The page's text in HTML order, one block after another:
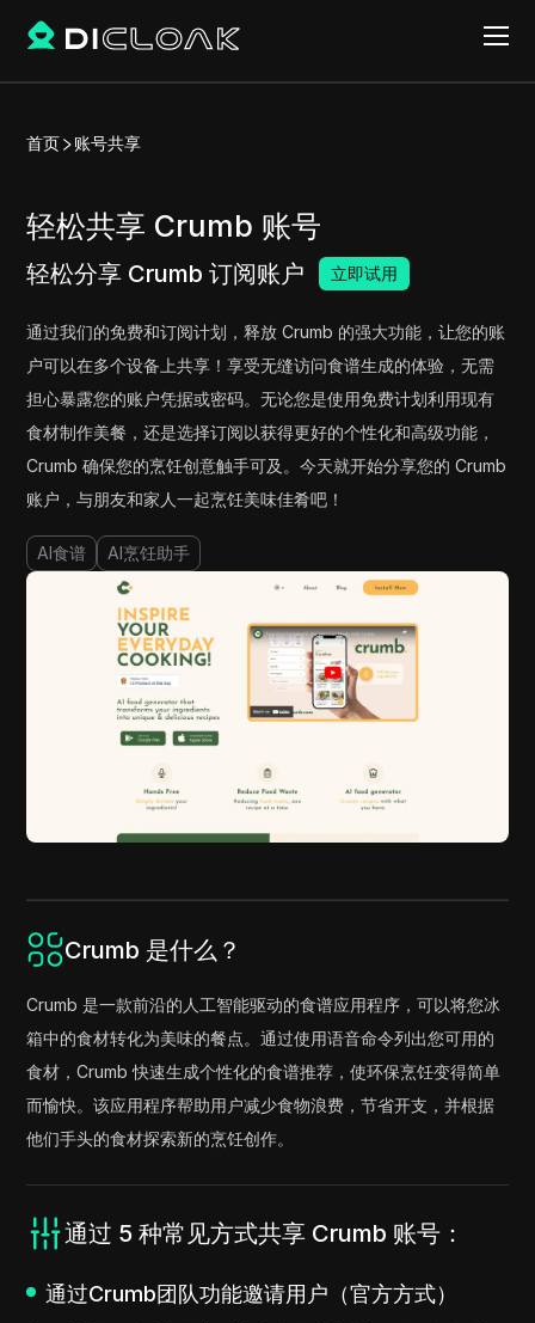
首页 账号共享
轻松共享 Crumb 账号
轻松分享 Crumb 订阅账户 立即试用
通过我们的免费和订阅计划，释放 Crumb 的强大功能，让您的账
户可以在多个设备上共享！享受无缝访问食谱生成的体验，无需
担心暴露您的账户凭据或密码。无论您是使用免费计划利用现有
食材制作美餐，还是选择订阅以获得更好的个性化和高级功能，
Crumb 确保您的烹饪创意触手可及。今天就开始分享您的 Crumb
账户，与朋友和家人一起烹饪美味佳肴吧！
AI食谱 AI烹饪助手
Crumb 是什么？
Crumb 是一款前沿的人工智能驱动的食谱应用程序，可以将您冰
箱中的食材转化为美味的餐点。通过使用语音命令列出您可用的
食材，Crumb 快速生成个性化的食谱推荐，使环保烹饪变得简单
而愉快。该应用程序帮助用户减少食物浪费，节省开支，并根据
他们手头的食材探索新的烹饪创作。
通过 5 种常见方式共享 Crumb 账号：
通过Crumb团队功能邀请用户（官方方式）